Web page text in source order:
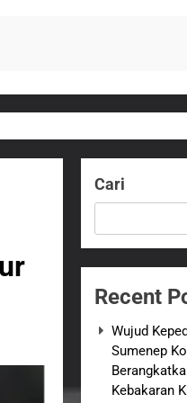
Disorot karena Dinilai
Ada Keputusan Resmi”
Menggerakkan Ekonomi
Berjalan Sesuai
2 di Pelabuhan
Cari
Recent
Wujud
Sumenep
Kebakaran